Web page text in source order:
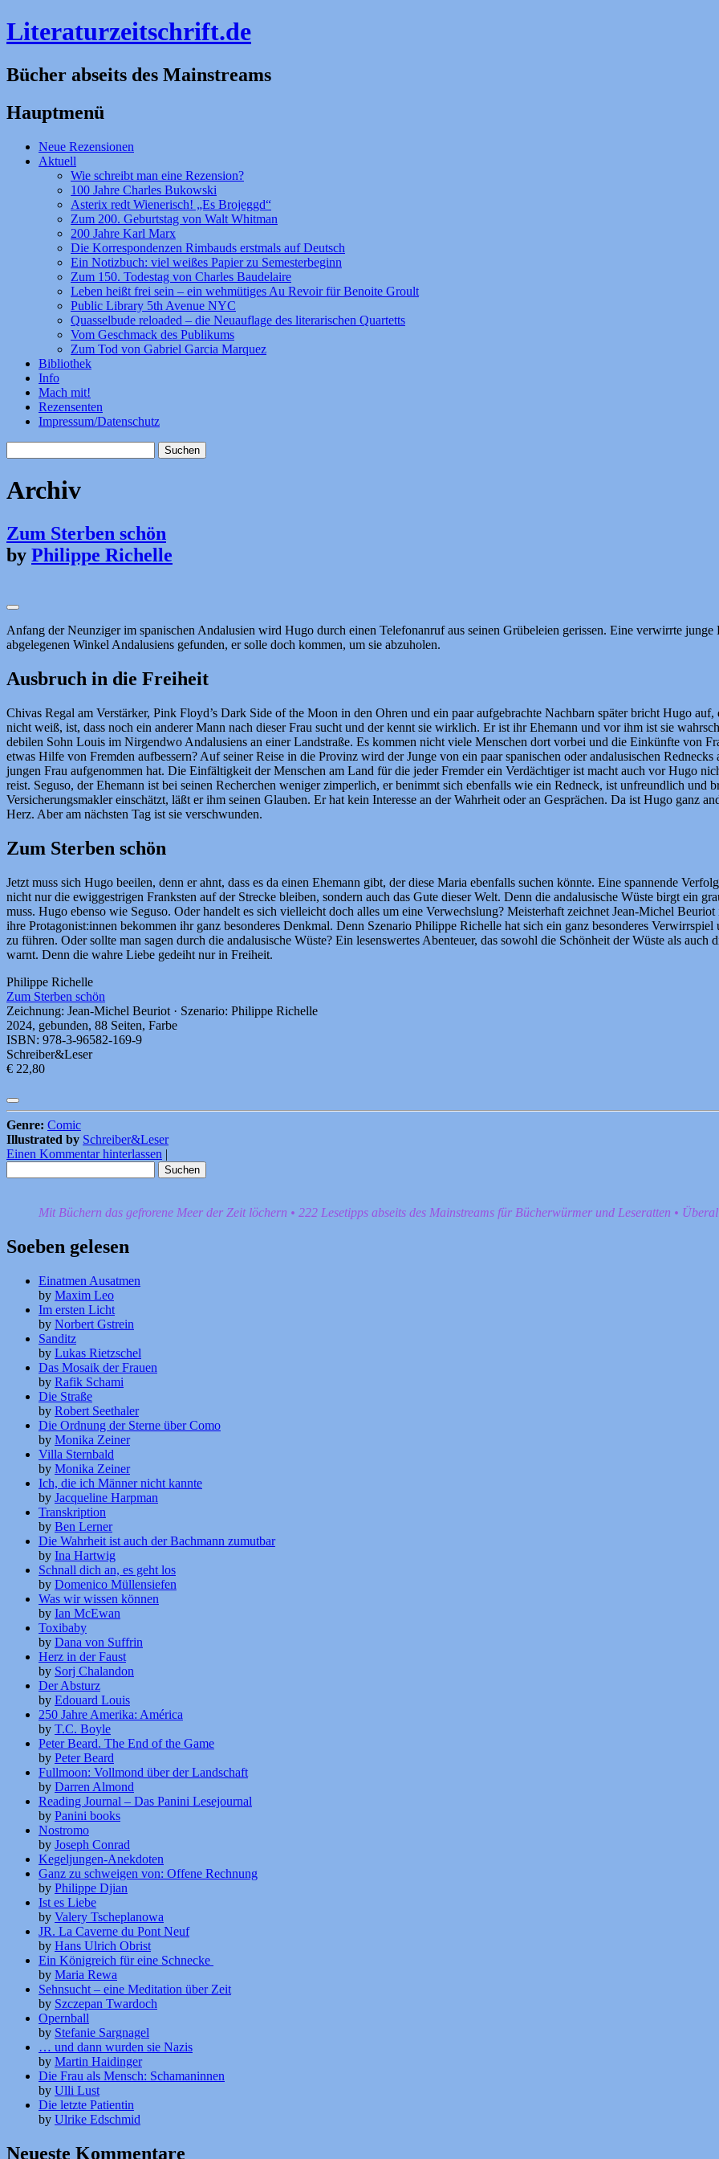
Literaturzeitschrift.de
Bücher abseits des Mainstreams
Hauptmenü
Zum
Inhalt
Neue Rezensionen
Aktuell
Wie schreibt man eine Rezension?
100 Jahre Charles Bukowski
Asterix redt Wienerisch! „Es Brojeggd“
Zum 200. Geburtstag von Walt Whitman
200 Jahre Karl Marx
Die Korrespondenzen Rimbauds erstmals auf Deutsch
Ein Notizbuch: viel weißes Papier zu Semesterbeginn
Zum 150. Todestag von Charles Baudelaire
Leben heißt frei sein – ein wehmütiges Au Revoir für Benoite Groult
Public Library 5th Avenue NYC
Quasselbude reloaded – die Neuauflage des literarischen Quartetts
Vom Geschmack des Publikums
Zum Tod von Gabriel Garcia Marquez
Bibliothek
Info
Mach mit!
Rezensenten
Impressum/Datenschutz
nach:
Archiv
Zum Sterben schön
by Philippe Richelle
Anfang der Neunziger im spanischen Andalusien wird Hugo durch einen Telefonanruf aus seinen Grübeleien gerissen. Eine verwirrte
abgelegenen Winkel Andalusiens gefunden, er solle doch kommen, um sie abzuholen.
Ausbruch in die Freiheit
Chivas Regal am Verstärker, Pink Floyd’s Dark Side of the Moon in den Ohren und ein paar aufgebrachte Nachbarn später bricht Hugo
nicht weiß, ist, dass noch ein anderer Mann nach dieser Frau sucht und der kennt sie wirklich. Er ist ihr Ehemann und vor ihm ist sie
debilen Sohn Louis im Nirgendwo Andalusiens an einer Landstraße. Es kommen nicht viele Menschen dort vorbei und die Einkünfte von
etwas Hilfe von Fremden aufbessern? Auf seiner Reise in die Provinz wird der Junge von ein paar spanischen oder andalusischen
jungen Frau aufgenommen hat. Die Einfältigkeit der Menschen am Land für die jeder Fremder ein Verdächtiger ist macht auch vor Hugo
reist. Seguso, der Ehemann ist bei seinen Recherchen weniger zimperlich, er benimmt sich ebenfalls wie ein Redneck, ist unfreundlich und
Versicherungsmakler einschätzt, läßt er ihm seinen Glauben. Er hat kein Interesse an der Wahrheit oder an Gesprächen. Da ist Hugo ganz
Herz. Aber am nächsten Tag ist sie verschwunden.
Zum Sterben schön
Jetzt muss sich Hugo beeilen, denn er ahnt, dass es da einen Ehemann gibt, der diese Maria ebenfalls suchen könnte. Eine spannende
nicht nur die ewiggestrigen Franksten auf der Strecke bleiben, sondern auch das Gute dieser Welt. Denn die andalusische Wüste birgt ein
muss. Hugo ebenso wie Seguso. Oder handelt es sich vielleicht doch alles um eine Verwechslung? Meisterhaft zeichnet Jean-Michel
ihre Protagonist:innen bekommen ihr ganz besonderes Denkmal. Denn Szenario Philippe Richelle hat sich ein ganz besonderes
zu führen. Oder sollte man sagen durch die andalusische Wüste? Ein lesenswertes Abenteuer, das sowohl die Schönheit der Wüste als
warnt. Denn die wahre Liebe gedeiht nur in Freiheit.
Philippe Richelle
Zum Sterben schön
Zeichnung: Jean-Michel Beuriot · Szenario: Philippe Richelle
2024, gebunden, 88 Seiten, Farbe
ISBN: 978-3-96582-169-9
Schreiber&Leser
€ 22,80
Genre: Comic
Illustrated by Schreiber&Leser
Einen Kommentar hinterlassen |
nach:
Mit Büchern das gefrorene Meer der Zeit löchern • 222 Lesetipps abseits des Mainstreams für Bücherwürmer und Leseratten •
Soeben gelesen
Einatmen Ausatmen
by Maxim Leo
Im ersten Licht
by Norbert Gstrein
Sanditz
by Lukas Rietzschel
Das Mosaik der Frauen
by Rafik Schami
Die Straße
by Robert Seethaler
Die Ordnung der Sterne über Como
by Monika Zeiner
Villa Sternbald
by Monika Zeiner
Ich, die ich Männer nicht kannte
by Jacqueline Harpman
Transkription
by Ben Lerner
Die Wahrheit ist auch der Bachmann zumutbar
by Ina Hartwig
Schnall dich an, es geht los
by Domenico Müllensiefen
Was wir wissen können
by Ian McEwan
Toxibaby
by Dana von Suffrin
Herz in der Faust
by Sorj Chalandon
Der Absturz
by Edouard Louis
250 Jahre Amerika: América
by T.C. Boyle
Peter Beard. The End of the Game
by Peter Beard
Fullmoon: Vollmond über der Landschaft
by Darren Almond
Reading Journal – Das Panini Lesejournal
by Panini books
Nostromo
by Joseph Conrad
Kegeljungen-Anekdoten
Ganz zu schweigen von: Offene Rechnung
by Philippe Djian
Ist es Liebe
by Valery Tscheplanowa
JR. La Caverne du Pont Neuf
by Hans Ulrich Obrist
Ein Königreich für eine Schnecke
by Maria Rewa
Sehnsucht – eine Meditation über Zeit
by Szczepan Twardoch
Opernball
by Stefanie Sargnagel
… und dann wurden sie Nazis
by Martin Haidinger
Die Frau als Mensch: Schamaninnen
by Ulli Lust
Die letzte Patientin
by Ulrike Edschmid
Neueste Kommentare